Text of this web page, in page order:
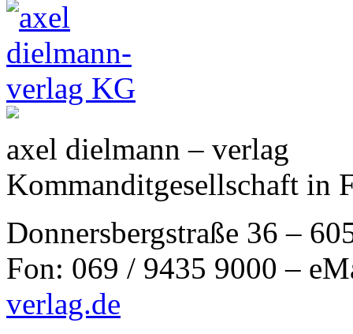
axel dielmann – verlag
Kommanditgesellschaft in
Donnersbergstraße 36 –
Fon: 069 / 9435 9000 –
verlag.de